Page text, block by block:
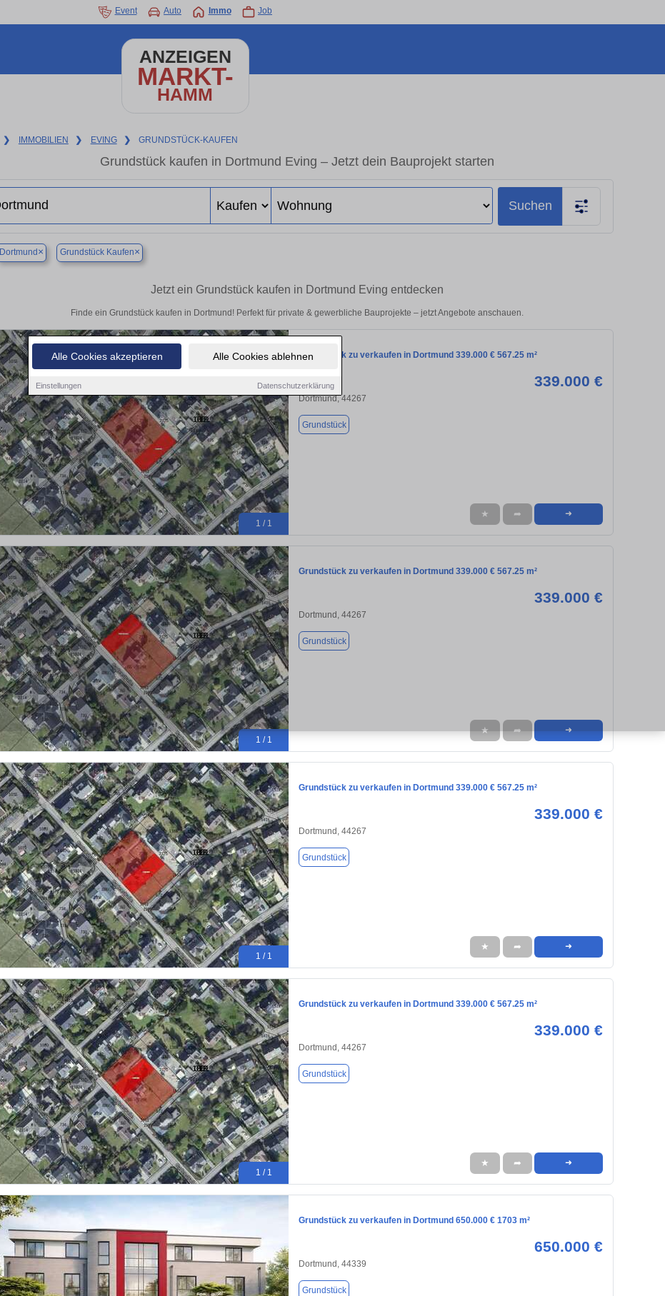
Alle Cookies akzeptieren Alle Cookies ablehnen
Einstellungen Datenschutzerklärung
Event Auto Immo Job
ANZEIGEN
MARKT-
HAMM
❯ IMMOBILIEN ❯ EVING ❯ GRUNDSTÜCK-KAUFEN
Grundstück kaufen in Dortmund Eving – Jetzt dein Bauprojekt starten
Suchen
Dortmund × Grundstück Kaufen×
Jetzt ein Grundstück kaufen in Dortmund Eving entdecken
Finde ein Grundstück kaufen in Dortmund! Perfekt für private & gewerbliche Bauprojekte – jetzt Angebote anschauen.
1 / 1
Grundstück zu verkaufen in Dortmund 339.000 € 567.25 m²
339.000 €
Dortmund, 44267
Grundstück
★ ➦ ➜
1 / 1
Grundstück zu verkaufen in Dortmund 339.000 € 567.25 m²
339.000 €
Dortmund, 44267
Grundstück
★ ➦ ➜
1 / 1
Grundstück zu verkaufen in Dortmund 339.000 € 567.25 m²
339.000 €
Dortmund, 44267
Grundstück
★ ➦ ➜
1 / 1
Grundstück zu verkaufen in Dortmund 339.000 € 567.25 m²
339.000 €
Dortmund, 44267
Grundstück
★ ➦ ➜
Grundstück zu verkaufen in Dortmund 650.000 € 1703 m²
650.000 €
Dortmund, 44339
Grundstück